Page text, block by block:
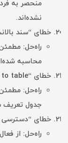
منحصر به
نشده‌اند.
خطای “سند
راه‌حل:
محاسبه
خطای “column does not belong to table”
راه‌حل:
جدول تعریف
خطای “دسترسی
راه‌حل: از